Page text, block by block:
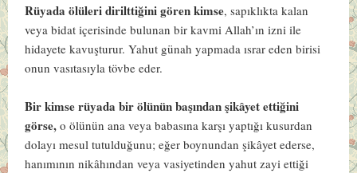
Rüyada ölüleri dirilttiğini gören kimse, sapıklıkta kalan
veya bidat içerisinde bulunan bir kavmi Allah’ın izni ile
hidayete kavuşturur. Yahut günah yapmada ısrar eden birisi
onun vasıtasıyla tövbe eder.
Bir kimse rüyada bir ölünün başından şikâyet ettiğini
görse, o ölünün ana veya babasına karşı yaptığı kusurdan
dolayı mesul tutulduğunu; eğer boynundan şikâyet ederse,
hanımının nikâhından veya vasiyetinden yahut zayi ettiği